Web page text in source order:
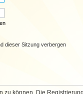
dieser Sitzung verbergen
zu können. Die